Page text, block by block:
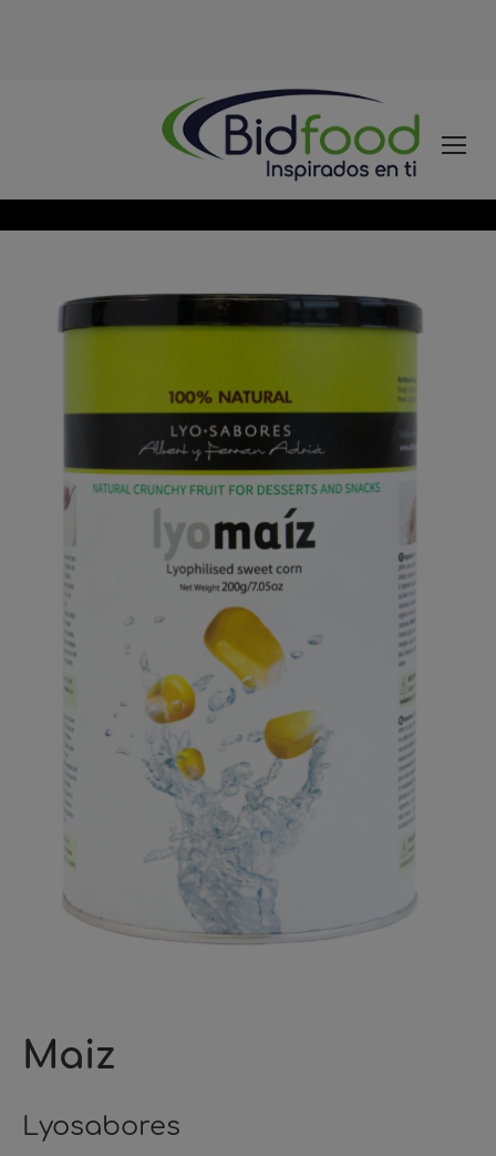
Maiz
Lyosabores